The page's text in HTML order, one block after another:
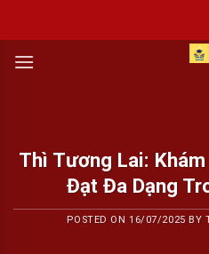
content
Thì Tương Lai:
Đạt Đa Dạng
POSTED ON16/07/2025 BY